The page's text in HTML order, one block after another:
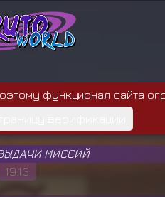
функционал сайта
МИССИЙ
19:13